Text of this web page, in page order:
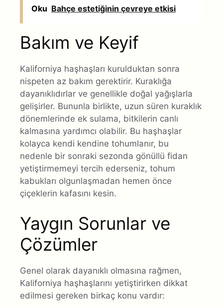
Oku Bahçe estetiğinin çevreye etkisi
Bakım ve Keyif
Kaliforniya haşhaşları kurulduktan sonra
nispeten az bakım gerektirir. Kuraklığa
dayanıklıdırlar ve genellikle doğal yağışlarla
gelişirler. Bununla birlikte, uzun süren kuraklık
dönemlerinde ek sulama, bitkilerin canlı
kalmasına yardımcı olabilir. Bu haşhaşlar
kolayca kendi kendine tohumlanır, bu
nedenle bir sonraki sezonda gönüllü fidan
yetiştirmemeyi tercih ederseniz, tohum
kabukları olgunlaşmadan hemen önce
çiçeklerin kafasını kesin.
Yaygın Sorunlar ve
Çözümler
Genel olarak dayanıklı olmasına rağmen,
Kaliforniya haşhaşlarını yetiştirirken dikkat
edilmesi gereken birkaç konu vardır: